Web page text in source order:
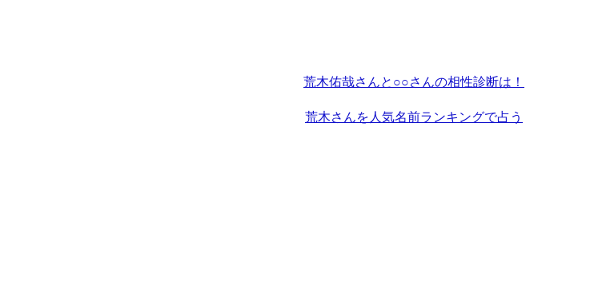
荒木佑哉さんと○○さんの相性診断は！
荒木さんを人気名前ランキングで占う